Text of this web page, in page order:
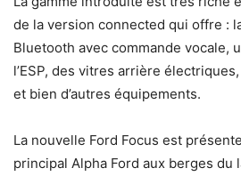
de la version connected qui offre :
Bluetooth avec commande vocale,
l’ESP, des vitres arrière
et bien d’autres équipements.
La nouvelle Ford Focus est
principal Alpha Ford aux berges du